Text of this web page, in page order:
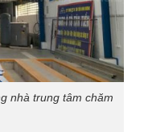
nhà trung tâm chăm